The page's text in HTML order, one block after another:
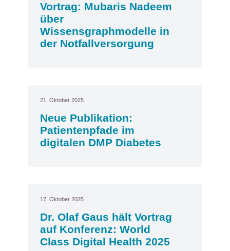
Vortrag: Mubaris Nadeem
über
Wissensgraphmodelle in
der Notfallversorgung
21. Oktober 2025
Neue Publikation:
Patientenpfade im
digitalen DMP Diabetes
17. Oktober 2025
Dr. Olaf Gaus hält Vortrag
auf Konferenz: World
Class Digital Health 2025